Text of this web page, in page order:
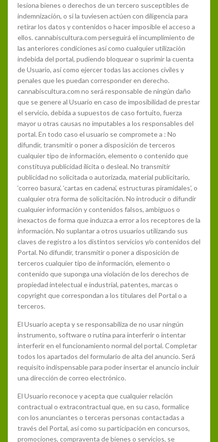
lesiona bienes o derechos de un tercero susceptibles de
indemnización, o si la tuviesen actúen con diligencia para
retirar los datos y contenidos o hacer imposible el acceso a
ellos. cannabiscultura.com perseguirá el incumplimiento de
las anteriores condiciones así como cualquier utilización
indebida del portal, pudiendo bloquear o suprimir la cuenta
de Usuario, así como ejercer todas las acciones civiles y
penales que les puedan corresponder en derecho.
cannabiscultura.com no será responsable de ningún daño
que se genere al Usuario en caso de imposibilidad de prestar
el servicio, debida a supuestos de caso fortuito, fuerza
mayor u otras causas no imputables a los responsables del
portal. En todo caso el usuario se compromete a : No
difundir, transmitir o poner a disposición de terceros
cualquier tipo de información, elemento o contenido que
constituya publicidad ilícita o desleal. No transmitir
publicidad no solicitada o autorizada, material publicitario,
‘correo basura’, ‘cartas en cadena’, estructuras piramidales’, o
cualquier otra forma de solicitación. No introducir o difundir
cualquier información y contenidos falsos, ambiguos o
inexactos de forma que induzca a error a los receptores de la
información. No suplantar a otros usuarios utilizando sus
claves de registro a los distintos servicios y/o contenidos del
Portal. No difundir, transmitir o poner a disposición de
terceros cualquier tipo de información, elemento o
contenido que suponga una violación de los derechos de
propiedad intelectual e industrial, patentes, marcas o
copyright que correspondan a los titulares del Portal o a
terceros.
El Usuario acepta y se responsabiliza de no usar ningún
instrumento, software o rutina para interferir o intentar
interferir en el funcionamiento normal del portal. Completar
todos los apartados del formulario de alta del anuncio. Será
requisito indispensable para poder insertar el anuncio incluir
una dirección de correo electrónico.
El Usuario reconoce y acepta que cualquier relación
contractual o extracontractual que, en su caso, formalice
con los anunciantes o terceras personas contactadas a
través del Portal, así como su participación en concursos,
promociones, compraventa de bienes o servicios, se